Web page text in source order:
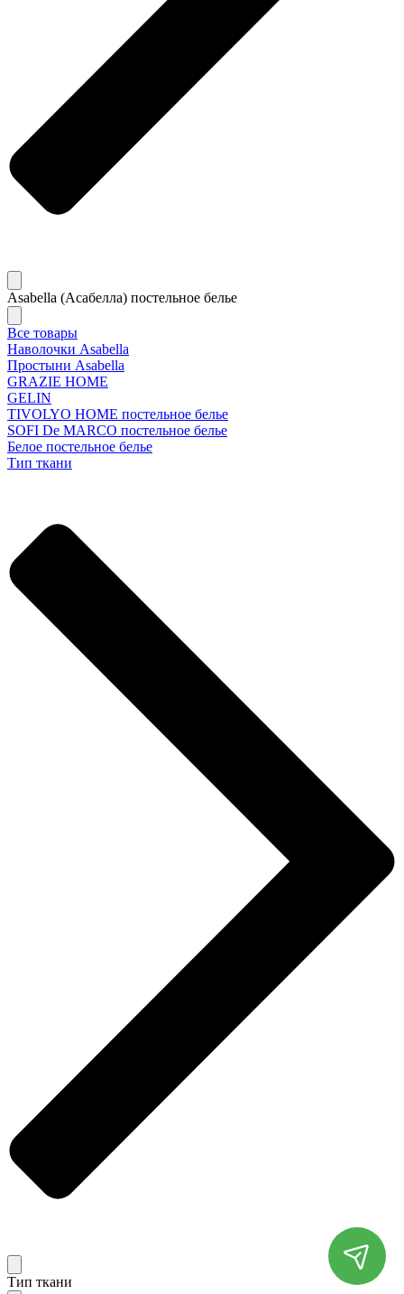
Asabella (Асабелла) постельное белье
Все товары
Наволочки Asabella
Простыни Asabella
GRAZIE HOME
GELIN
TIVOLYO HOME постельное белье
SOFI De MARCO постельное белье
Белое постельное белье
Тип ткани
Тип ткани